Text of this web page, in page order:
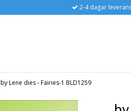
2-4 dagar
by Lene dies - Fairies-1 BLD1259